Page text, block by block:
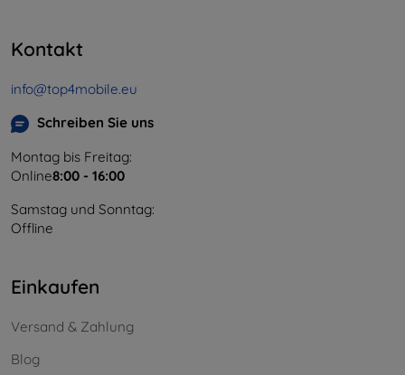
Kontakt
info@top4mobile.eu
Schreiben Sie uns
Montag bis Freitag:
Online8:00 - 16:00
Samstag und Sonntag:
Offline
Einkaufen
Versand & Zahlung
Blog